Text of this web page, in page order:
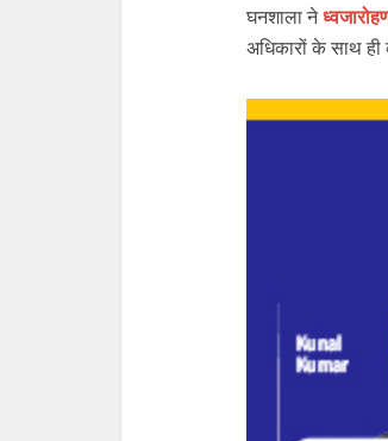
घनशाला ने
अधिकारों के साथ ही